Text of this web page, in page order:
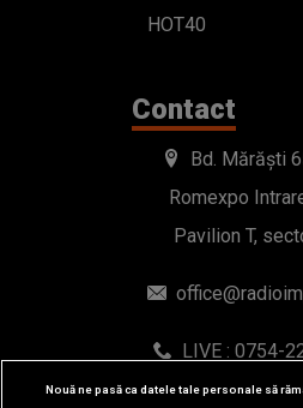
HOT40
Contact
Bd. Mărăști
Romexpo
Pavilion T,
LIVE : 0754-
WhatsApp:
Nouă ne pasă ca datele tale personale să